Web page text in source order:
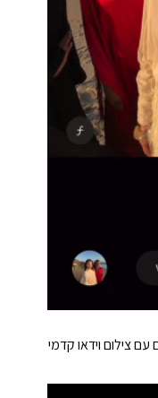
צילום וידאו קדמי